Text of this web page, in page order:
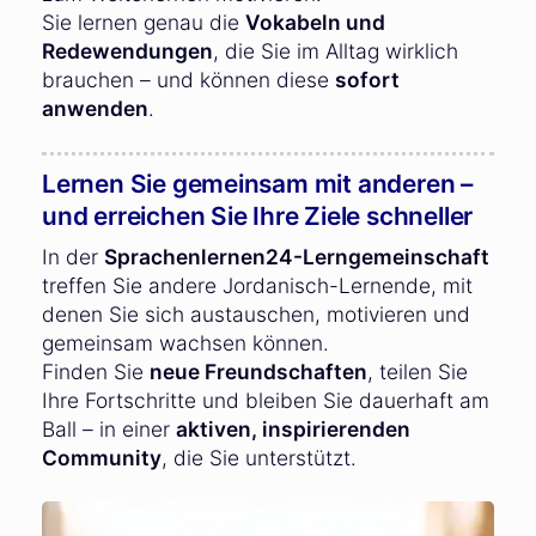
Sie lernen genau die Vokabeln und
Redewendungen, die Sie im Alltag wirklich
brauchen – und können diese sofort
anwenden.
Lernen Sie gemeinsam mit anderen –
und erreichen Sie Ihre Ziele schneller
In der Sprachenlernen24-Lerngemeinschaft
treffen Sie andere Jordanisch-Lernende, mit
denen Sie sich austauschen, motivieren und
gemeinsam wachsen können.
Finden Sie neue Freundschaften, teilen Sie
Ihre Fortschritte und bleiben Sie dauerhaft am
Ball – in einer aktiven, inspirierenden
Community, die Sie unterstützt.